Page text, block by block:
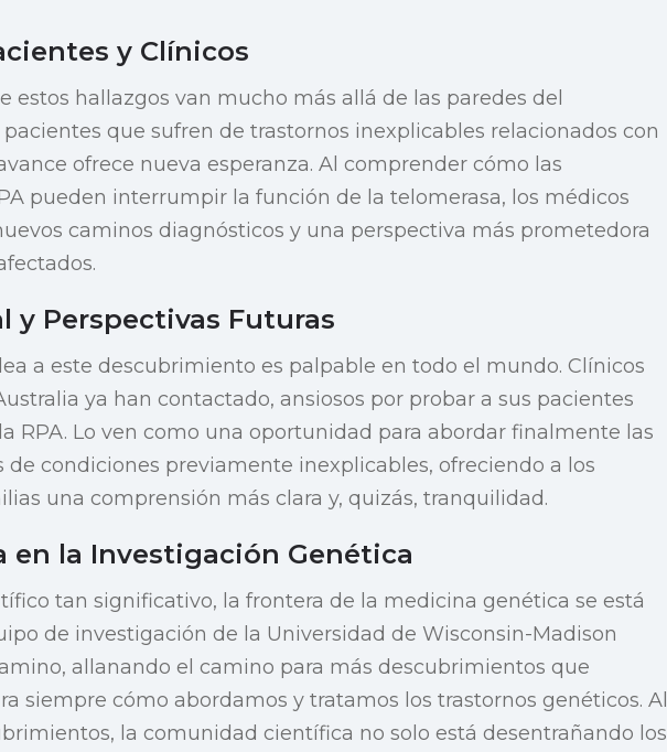
y Clínicos
estos hallazgos van mucho más allá de las paredes del
pacientes que sufren de trastornos inexplicables relacionados con
ofrece nueva esperanza. Al comprender cómo las
pueden interrumpir la función de la telomerasa, los médicos
caminos diagnósticos y una perspectiva más prometedora
y Perspectivas Futuras
a este descubrimiento es palpable en todo el mundo. Clínicos
ya han contactado, ansiosos por probar a sus pacientes
RPA. Lo ven como una oportunidad para abordar finalmente las
de condiciones previamente inexplicables, ofreciendo a los
una comprensión más clara y, quizás, tranquilidad.
en la Investigación Genética
tan significativo, la frontera de la medicina genética se está
de investigación de la Universidad de Wisconsin-Madison
allanando el camino para más descubrimientos que
siempre cómo abordamos y tratamos los trastornos genéticos. Al
la comunidad científica no solo está desentrañando los